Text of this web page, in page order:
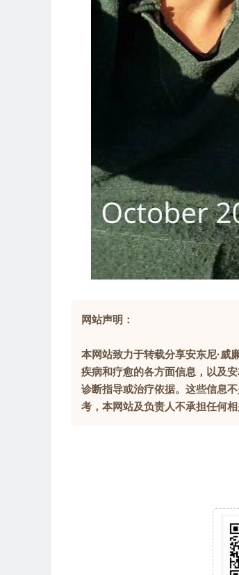
网站声明：
本网站致力于转载分享安东尼·威
疾病和疗愈的各方面信息，以及
诊断指导或治疗依据。这些信息
考，本网站及负责人不承担任何